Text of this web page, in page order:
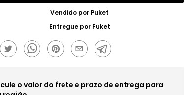
Vendido por Puket
Entregue por Puket